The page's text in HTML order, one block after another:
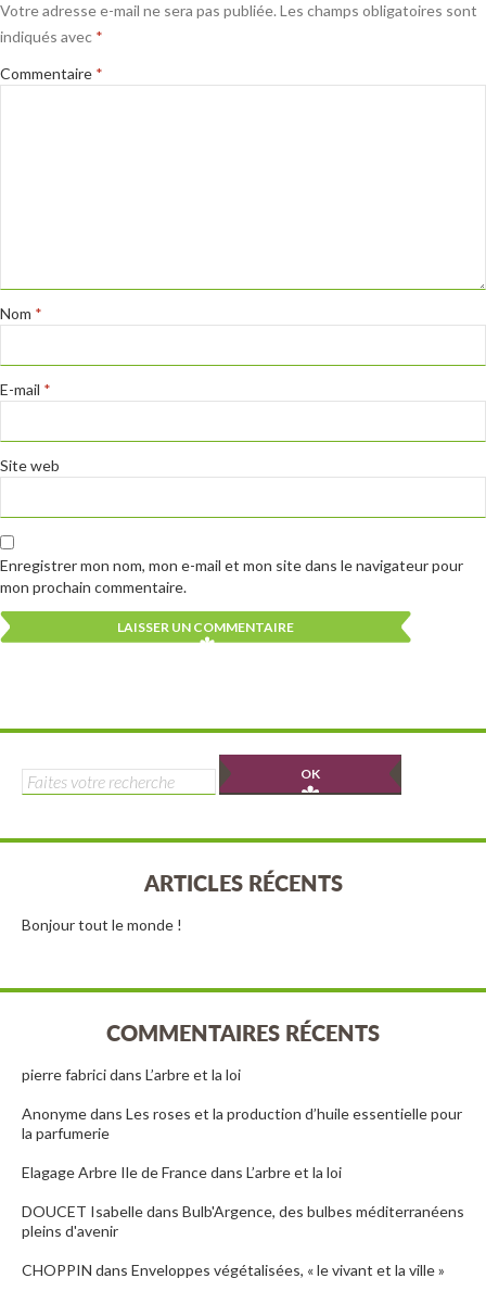
Votre adresse e-mail ne sera pas publiée. Les champs obligatoires sont
indiqués avec *
Commentaire *
Nom *
E-mail *
Site web
Enregistrer mon nom, mon e-mail et mon site dans le navigateur pour
mon prochain commentaire.
Rechercher :
ARTICLES RÉCENTS
Bonjour tout le monde !
COMMENTAIRES RÉCENTS
pierre fabricidans L’arbre et la loi
Anonymedans Les roses et la production d’huile essentielle pour
la parfumerie
Elagage Arbre Ile de Francedans L’arbre et la loi
DOUCET Isabelledans Bulb'Argence, des bulbes méditerranéens
pleins d'avenir
CHOPPIN dans Enveloppes végétalisées, « le vivant et la ville »